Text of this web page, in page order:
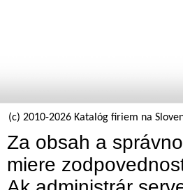
(c) 2010-2026 Katalóg firiem na
Za obsah a
miere